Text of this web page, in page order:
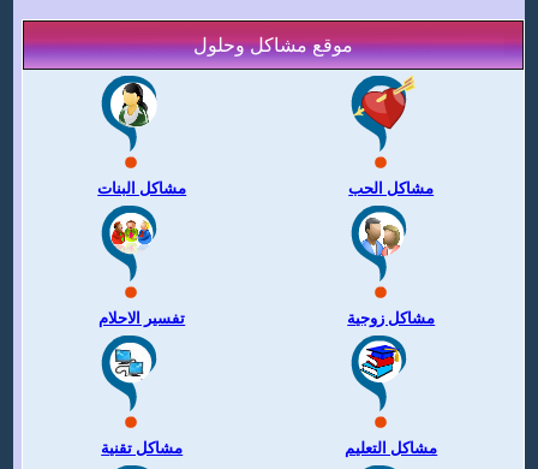
موقع مشاكل وحلول
مشاكل البنات مشاكل الحب
تفسير الاحلام مشاكل زوجية
مشاكل تقنية مشاكل التعليم